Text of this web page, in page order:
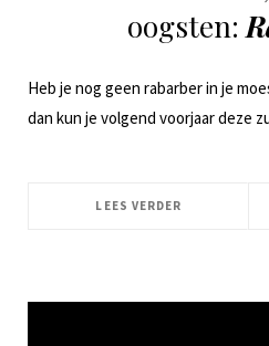
oogsten:
Heb je nog geen rabarber in je
dan kun je volgend voorjaar deze
LEES VERDER